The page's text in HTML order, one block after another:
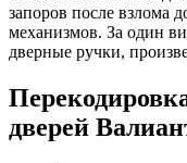
запоров после взлома
механизмов. За один
дверные ручки,
дверей